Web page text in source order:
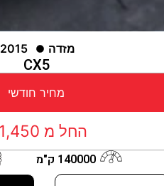
מזדה 2015
CX5
מחיר חודשי
החל מ ₪1,450
140000 ק"מ